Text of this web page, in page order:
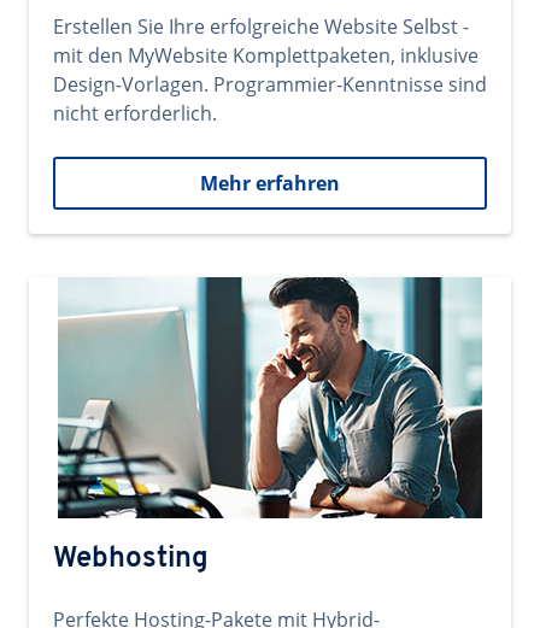
Erstellen Sie Ihre erfolgreiche Website Selbst -
mit den MyWebsite Komplettpaketen, inklusive
Design-Vorlagen. Programmier-Kenntnisse sind
nicht erforderlich.
Mehr erfahren
Webhosting
Perfekte Hosting-Pakete mit Hybrid-